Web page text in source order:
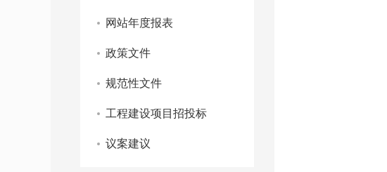
网站年度报表
政策文件
规范性文件
工程建设项目招投标
议案建议